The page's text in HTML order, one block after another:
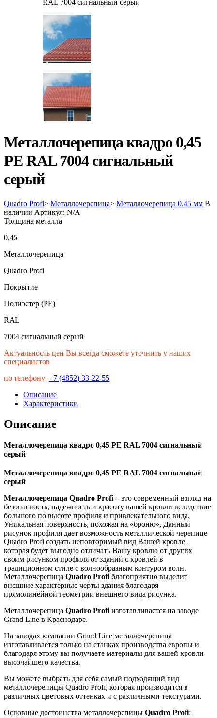
Металлочерепица квадро 0,45
PE RAL 7004 сигнальный
серый
Quadro Profi> Металлочерепица> Металлочерепица 0.45 мм В
наличии Артикул: N/A
Толщина металла
0,45
Металлочерепица
Quadro Profi
Покрытие
Полиэстер (PE)
RAL
7004 сигнальный серый
Актуальность цен Вы всегда сможете уточнить у наших
специалистов
по телефону: +7 (4852) 33-22-55
Описание
Характеристики
Описание
Металлочерепица квадро 0,45 PE RAL 7004 сигнальный
серый
Металлочерепица квадро 0,45 PE RAL 7004 сигнальный
серый
Металлочерепица Quadro Profi –это современный взгляд на
безопасность, надежность и красоту вашей кровли вследствие
большого по высоте профиля и привлекательного вида.
Уникальная поверхность, похожая на «броню», Данный
рисунок профиля дает возможность металлической черепице
Quadro Profi создать неповторимый вид Вашей кровле,
которая будет выгодно отличать Вашу кровлю от других
своим рисунком профиля от зданий с кровлей в
традиционном стиле с волнообразным контуром волн.
Металлочерепица Quadro Profi благоприятно выделит
внешние характерные черты здания благодаря
прямолинейной геометрии внешнего вида рисунка.
Металлочерепица Quadro Profi изготавливается на заводе
Grand Line в Краснодаре.
На заводах компании Grand Line металлочерепица
изготавливается только на станках производства европы и
благодаря этому вы получаете материалы для вашей кровли
высочайшего качества.
Вы можете выбрать для себя самый подходящий вид
металлочерепицы Quadro Profi, которая производится в
различных цветовых оттенках и с различными текстурами.
Основные достоинства металлочерепицы Quadro Profi: